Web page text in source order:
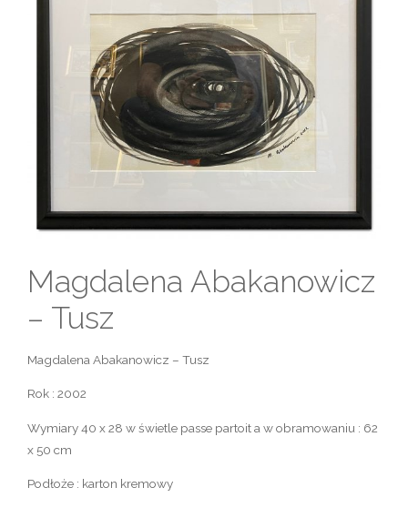
Magdalena Abakanowicz
– Tusz
Magdalena Abakanowicz – Tusz
Rok : 2002
Wymiary 40 x 28 w świetle passe partoit a w obramowaniu : 62
x 50 cm
Podłoże : karton kremowy